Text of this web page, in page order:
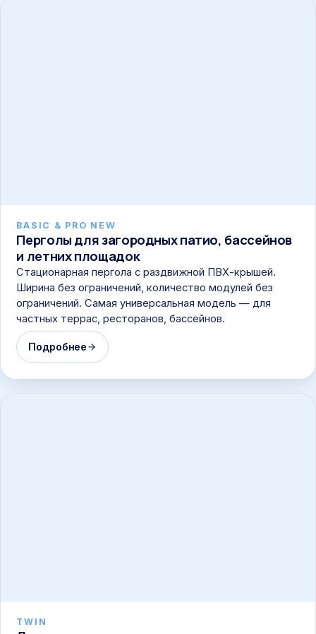
BASIC & PRO NEW
Перголы для загородных патио, бассейнов
и летних площадок
Стационарная пергола с раздвижной ПВХ-крышей.
Ширина без ограничений, количество модулей без
ограничений. Самая универсальная модель — для
частных террас, ресторанов, бассейнов.
Подробнее
TWIN